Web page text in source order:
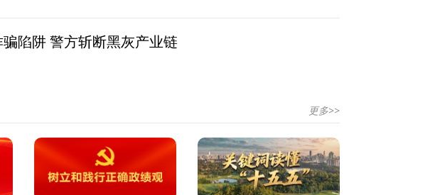
陷阱 警方斩断黑灰产业链
更多>>